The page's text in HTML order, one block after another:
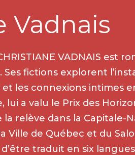
Vadnais
VADNAIS est
fictions explorent
les connexions intimes
lui a valu le Prix des
la relève dans la Capitale-
Ville de Québec et du
traduit en six